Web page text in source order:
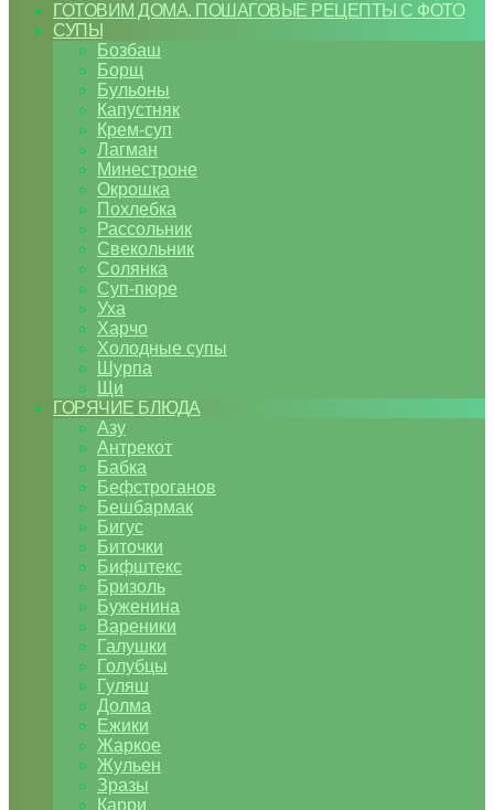
ГОТОВИМ ДОМА. ПОШАГОВЫЕ РЕЦЕПТЫ С ФОТО
СУПЫ
Бозбаш
Борщ
Бульоны
Капустняк
Крем-суп
Лагман
Минестроне
Окрошка
Похлебка
Рассольник
Свекольник
Солянка
Суп-пюре
Уха
Харчо
Холодные супы
Шурпа
Щи
ГОРЯЧИЕ БЛЮДА
Азу
Антрекот
Бабка
Бефстроганов
Бешбармак
Бигус
Биточки
Бифштекс
Бризоль
Буженина
Вареники
Галушки
Голубцы
Гуляш
Долма
Ежики
Жаркое
Жульен
Зразы
Карри